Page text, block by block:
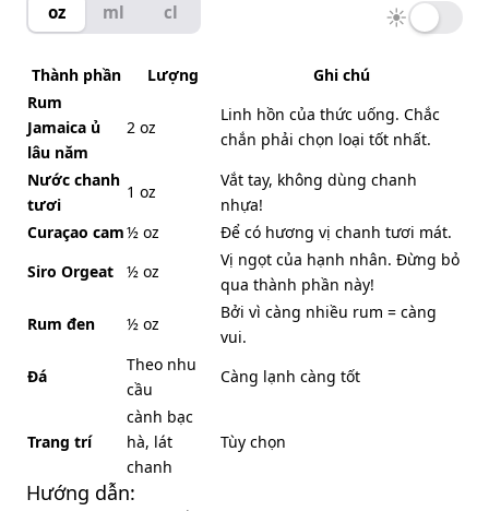
oz ml cl ☀
Thành phần Lượng
Ghi chú
Rum
Jamaica ủ
lâu năm
2 oz
Linh hồn của thức uống. Chắc
chắn phải chọn loại tốt nhất.
Nước chanh
tươi
1 oz
Vắt tay, không dùng chanh
nhựa!
Curaçao cam½ oz
Để có hương vị chanh tươi mát.
Siro Orgeat
½ oz
Vị ngọt của hạnh nhân. Đừng bỏ
qua thành phần này!
Rum đen
½ oz
Bởi vì càng nhiều rum = càng
vui.
Đá
Theo nhu
cầu
Càng lạnh càng tốt
Trang trí
cành bạc
hà, lát
chanh
Tùy chọn
Hướng dẫn: